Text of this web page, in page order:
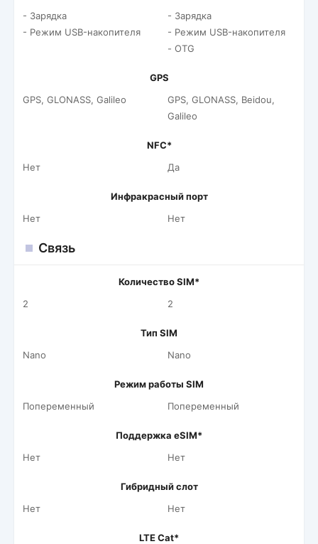
- Зарядка
- Режим USB-накопителя
- Зарядка
- Режим USB-накопителя
- OTG
GPS
GPS, GLONASS, Galileo
GPS, GLONASS, Beidou,
Galileo
NFC*
Нет
Да
Инфракрасный порт
Нет
Нет
Связь
Количество SIM*
2
2
Тип SIM
Nano
Nano
Режим работы SIM
Попеременный
Попеременный
Поддержка eSIM*
Нет
Нет
Гибридный слот
Нет
Нет
LTE Cat*